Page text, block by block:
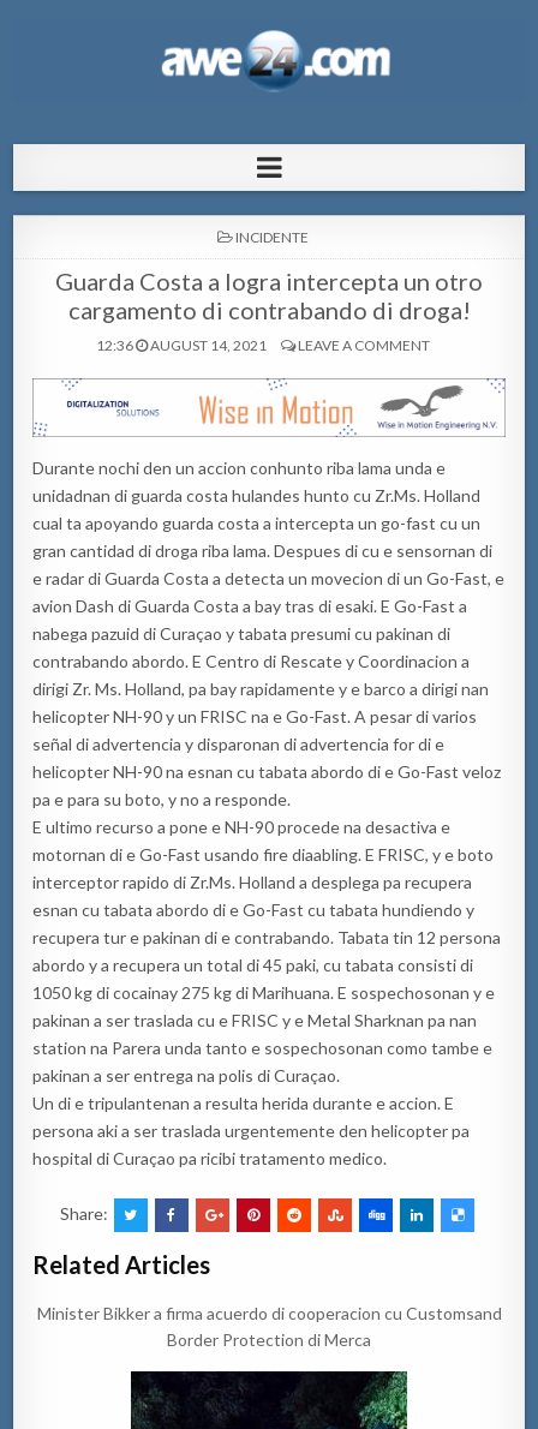
pa Aruba
POSTED
INCIDENTE
Guarda Costa a logra intercepta un otro
cargamento di contrabando di droga!
12:36 AUGUST 14, 2021 LEAVE A COMMENT
Durante nochi den un accion conhunto riba lama unda e
unidadnan di guarda costa hulandes hunto cu Zr.Ms. Holland
cual ta apoyando guarda costa a intercepta un go-fast cu un
gran cantidad di droga riba lama. Despues di cu e sensornan di
e radar di Guarda Costa a detecta un movecion di un Go-Fast, e
avion Dash di Guarda Costa a bay tras di esaki. E Go-Fast a
nabega pazuid di Curaçao y tabata presumi cu pakinan di
contrabando abordo. E Centro di Rescate y Coordinacion a
dirigi Zr. Ms. Holland, pa bay rapidamente y e barco a dirigi nan
helicopter NH-90 y un FRISC na e Go-Fast. A pesar di varios
señal di advertencia y disparonan di advertencia for di e
helicopter NH-90 na esnan cu tabata abordo di e Go-Fast veloz
pa e para su boto, y no a responde.
E ultimo recurso a pone e NH-90 procede na desactiva e
motornan di e Go-Fast usando fire diaabling. E FRISC, y e boto
interceptor rapido di Zr.Ms. Holland a desplega pa recupera
esnan cu tabata abordo di e Go-Fast cu tabata hundiendo y
recupera tur e pakinan di e contrabando. Tabata tin 12 persona
abordo y a recupera un total di 45 paki, cu tabata consisti di
1050 kg di cocainay 275 kg di Marihuana. E sospechosonan y e
pakinan a ser traslada cu e FRISC y e Metal Sharknan pa nan
station na Parera unda tanto e sospechosonan como tambe e
pakinan a ser entrega na polis di Curaçao.
Un di e tripulantenan a resulta herida durante e accion. E
persona aki a ser traslada urgentemente den helicopter pa
hospital di Curaçao pa ricibi tratamento medico.
Share:
Related Articles
Minister Bikker a firma acuerdo di cooperacion cu Customsand
Border Protection di Merca